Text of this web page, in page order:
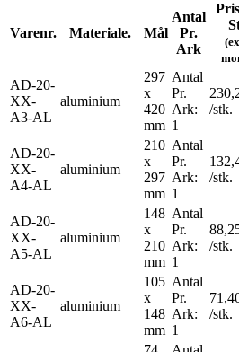
Varenr. Materiale. Mål
Antal
Pr.
Ark
AD-20-
XX-
A3-AL
aluminium
297
x
420
mm
Antal
Pr.
Ark:
1
/stk.
AD-20-
XX-
A4-AL
aluminium
210
x
297
mm
Antal
Pr.
Ark:
1
/stk.
AD-20-
XX-
A5-AL
aluminium
148
x
210
mm
Antal
Pr.
Ark:
1
/stk.
AD-20-
XX-
A6-AL
aluminium
105
x
148
mm
Antal
Pr.
Ark:
1
/stk.